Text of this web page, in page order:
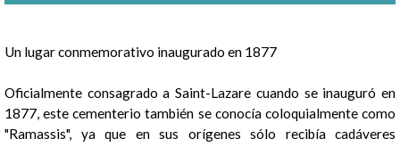
Presentación
Un lugar conmemorativo inaugurado en 1877
Oficialmente consagrado a Saint-Lazare cuando se inauguró en
1877, este cementerio también se conocía coloquialmente como
"Ramassis", ya que en sus orígenes sólo recibía cadáveres